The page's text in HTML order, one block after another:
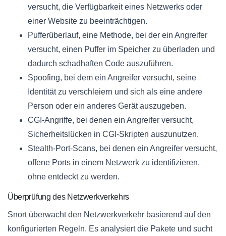
versucht, die Verfügbarkeit eines Netzwerks oder
einer Website zu beeinträchtigen.
Pufferüberlauf, eine Methode, bei der ein Angreifer
versucht, einen Puffer im Speicher zu überladen und
dadurch schadhaften Code auszuführen.
Spoofing, bei dem ein Angreifer versucht, seine
Identität zu verschleiern und sich als eine andere
Person oder ein anderes Gerät auszugeben.
CGI-Angriffe, bei denen ein Angreifer versucht,
Sicherheitslücken in CGI-Skripten auszunutzen.
Stealth-Port-Scans, bei denen ein Angreifer versucht,
offene Ports in einem Netzwerk zu identifizieren,
ohne entdeckt zu werden.
Überprüfung des Netzwerkverkehrs
Snort überwacht den Netzwerkverkehr basierend auf den
konfigurierten Regeln. Es analysiert die Pakete und sucht